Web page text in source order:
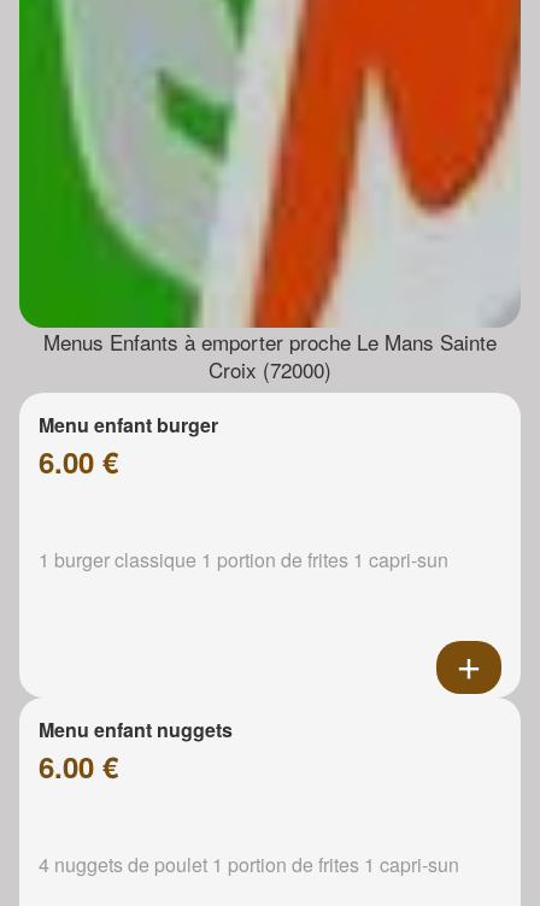
Menus Enfants à emporter proche Le Mans Sainte
Croix (72000)
Menu enfant burger
6.00 €
1 burger classique 1 portion de frites 1 capri-sun
Menu enfant nuggets
6.00 €
4 nuggets de poulet 1 portion de frites 1 capri-sun